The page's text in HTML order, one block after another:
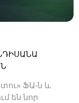
ՖԱ-ն և
են նոր